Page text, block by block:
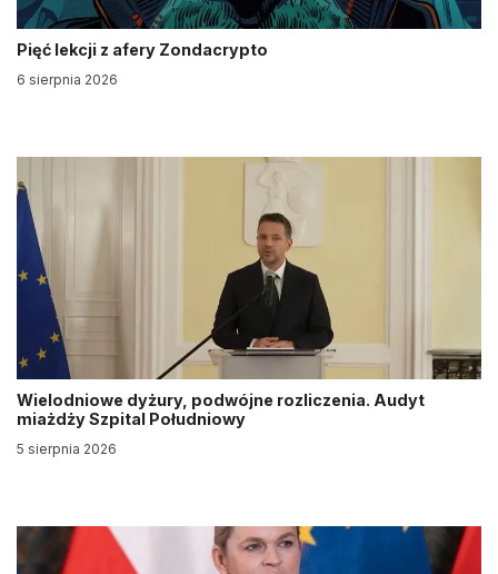
Pięć lekcji z afery Zondacrypto
6 sierpnia 2026
Wielodniowe dyżury, podwójne rozliczenia. Audyt
miażdży Szpital Południowy
5 sierpnia 2026